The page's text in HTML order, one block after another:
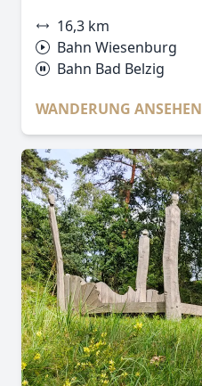
16,3 km
Bahn Wiesenburg
Bahn Bad Belzig
WANDERUNG ANSEHEN